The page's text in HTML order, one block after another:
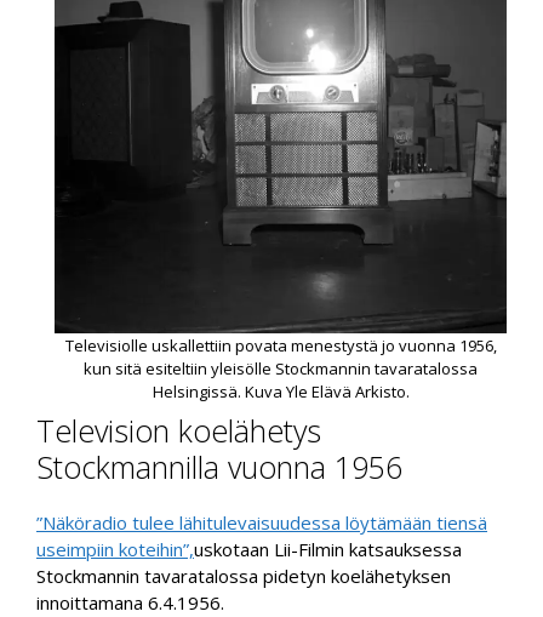
Televisiolle uskallettiin povata menestystä jo vuonna 1956,
kun sitä esiteltiin yleisölle Stockmannin tavaratalossa
Helsingissä. Kuva Yle Elävä Arkisto.
Television koelähetys
Stockmannilla vuonna 1956
”Näköradio tulee lähitulevaisuudessa löytämään tiensä
useimpiin koteihin”,uskotaan Lii-Filmin katsauksessa
Stockmannin tavaratalossa pidetyn koelähetyksen
innoittamana 6.4.1956.